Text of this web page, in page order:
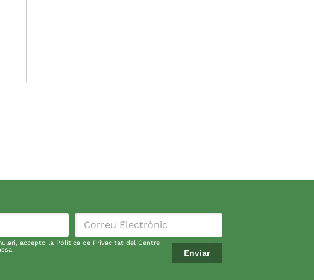
accepto la Política de Privacitatdel Centre